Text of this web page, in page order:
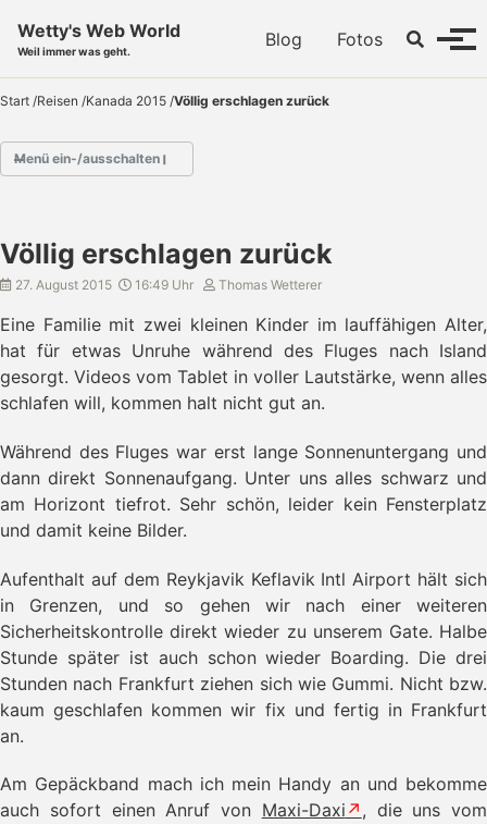
Wetty's Web World
Weil immer was geht.
Blog Fotos Toggle
Start /Reisen /Kanada 2015 /Völlig erschlagen zurück
Menü ein-/ausschalten
- Howe Sound Brewing
- Britannia Minen Museum
- Four Lake Trail
- Savona
- Valemount
- Stop - Der Lachs ist da
- Maligne Lake und Whistler
- Icefield Parkway
- Grizzly Lift und Wasserfaelle
- Calgary
- Victoria AC8555 Delayed
- Vancouver Island
- Relaxing Sonntag
- Victoria
- Tod Inlet und Beaver/Elk Lake
- Fishing vor Pender Island
- Tofino
- Fishing in Sooke
- Car Show in Sidney
Völlig erschlagen zurück
27. August 2015 16:49 Uhr Thomas Wetterer
Eine Familie mit zwei kleinen Kinder im lauffähigen Alter,
hat für etwas Unruhe während des Fluges nach Island
gesorgt. Videos vom Tablet in voller Lautstärke, wenn alles
schlafen will, kommen halt nicht gut an.
Während des Fluges war erst lange Sonnenuntergang und
dann direkt Sonnenaufgang. Unter uns alles schwarz und
am Horizont tiefrot. Sehr schön, leider kein Fensterplatz
und damit keine Bilder.
Aufenthalt auf dem Reykjavik Keflavik Intl Airport hält sich
in Grenzen, und so gehen wir nach einer weiteren
Sicherheitskontrolle direkt wieder zu unserem Gate. Halbe
Stunde später ist auch schon wieder Boarding. Die drei
Stunden nach Frankfurt ziehen sich wie Gummi. Nicht bzw.
kaum geschlafen kommen wir fix und fertig in Frankfurt
an.
Am Gepäckband mach ich mein Handy an und bekomme
auch sofort einen Anruf von Maxi-Daxi
, die uns vom